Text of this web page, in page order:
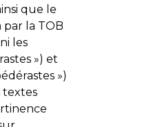
que le
la TOB
les
») et
»)
textes